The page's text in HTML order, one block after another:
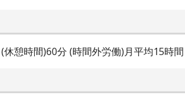
憩時間)60分 (時間外労働)月平均15時間